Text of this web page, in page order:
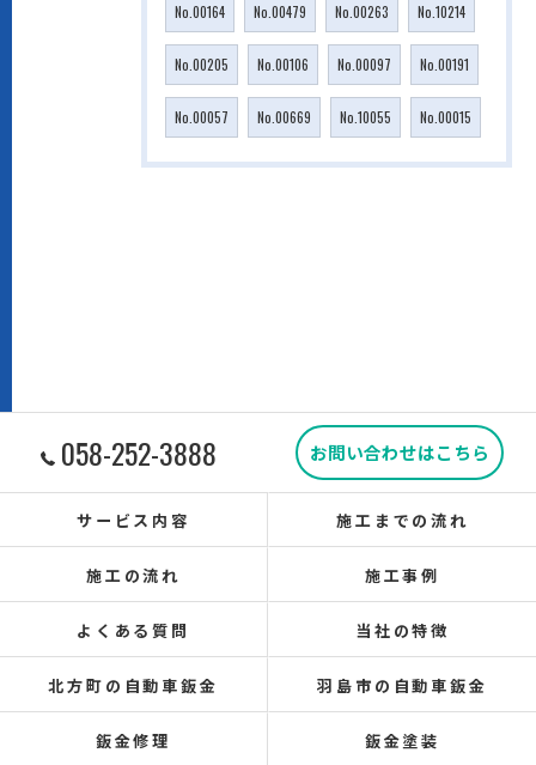
No.00164 No.00479 No.00263 No.10214
No.00205 No.00106 No.00097 No.00191
No.00057 No.00669 No.10055 No.00015
058-252-3888 お問い合わせはこちら
サービス内容 施工までの流れ
施工の流れ 施工事例
よくある質問 当社の特徴
北方町の自動車鈑金 羽島市の自動車鈑金
鈑金修理 鈑金塗装